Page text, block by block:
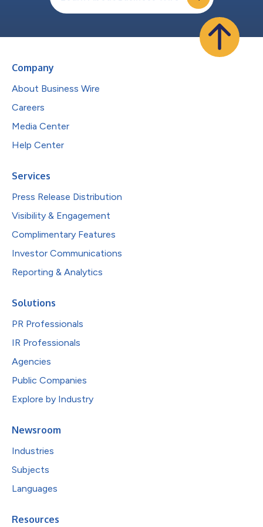
Company
About Business Wire
Careers
Media Center
Help Center
Services
Press Release Distribution
Visibility & Engagement
Complimentary Features
Investor Communications
Reporting & Analytics
Solutions
PR Professionals
IR Professionals
Agencies
Public Companies
Explore by Industry
Newsroom
Industries
Subjects
Languages
Resources